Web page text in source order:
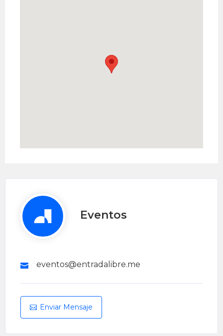
Eventos
eventos@entradalibre.me
Enviar Mensaje